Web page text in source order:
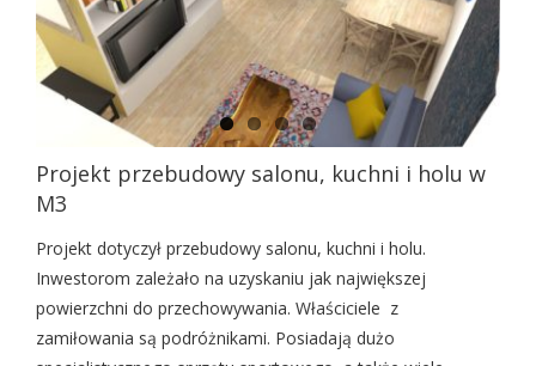
Projekt przebudowy salonu, kuchni i holu w
M3
Projekt dotyczył przebudowy salonu, kuchni i holu.
Inwestorom zależało na uzyskaniu jak największej
powierzchni do przechowywania. Właściciele z
zamiłowania są podróżnikami. Posiadają dużo